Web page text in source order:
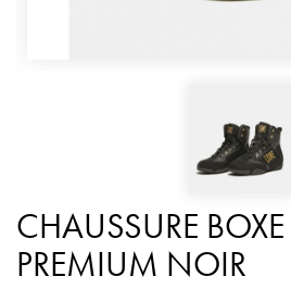
CHAUSSURE
PREMIUM NOIR